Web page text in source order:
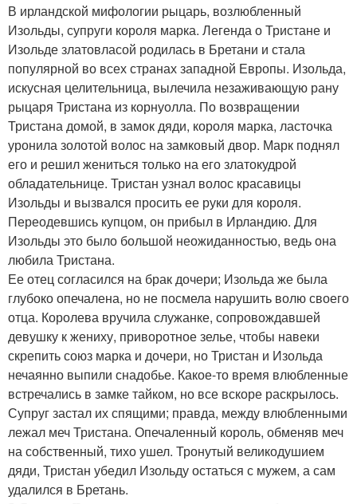
В ирландской мифологии рыцарь, возлюбленный
Изольды, супруги короля марка. Легенда о Тристане и
Изольде златовласой родилась в Бретани и стала
популярной во всех странах западной Европы. Изольда,
искусная целительница, вылечила незаживающую рану
рыцаря Тристана из корнуолла. По возвращении
Тристана домой, в замок дяди, короля марка, ласточка
уронила золотой волос на замковый двор. Марк поднял
его и решил жениться только на его златокудрой
обладательнице. Тристан узнал волос красавицы
Изольды и вызвался просить ее руки для короля.
Переодевшись купцом, он прибыл в Ирландию. Для
Изольды это было большой неожиданностью, ведь она
любила Тристана.
Ее отец согласился на брак дочери; Изольда же была
глубоко опечалена, но не посмела нарушить волю своего
отца. Королева вручила служанке, сопровождавшей
девушку к жениху, приворотное зелье, чтобы навеки
скрепить союз марка и дочери, но Тристан и Изольда
нечаянно выпили снадобье. Какое-то время влюбленные
встречались в замке тайком, но все вскоре раскрылось.
Супруг застал их спящими; правда, между влюбленными
лежал меч Тристана. Опечаленный король, обменяв меч
на собственный, тихо ушел. Тронутый великодушием
дяди, Тристан убедил Изольду остаться с мужем, а сам
удалился в Бретань.